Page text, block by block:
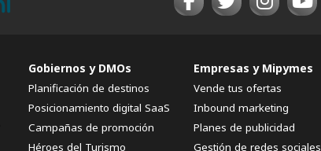
Gobiernos y DMOs
Planificación de destinos
Posicionamiento digital SaaS
Campañas de promoción
Héroes del Turismo
Empresas y Mipymes
Vende tus ofertas
Inbound marketing
Planes de publicidad
Gestión de redes sociales